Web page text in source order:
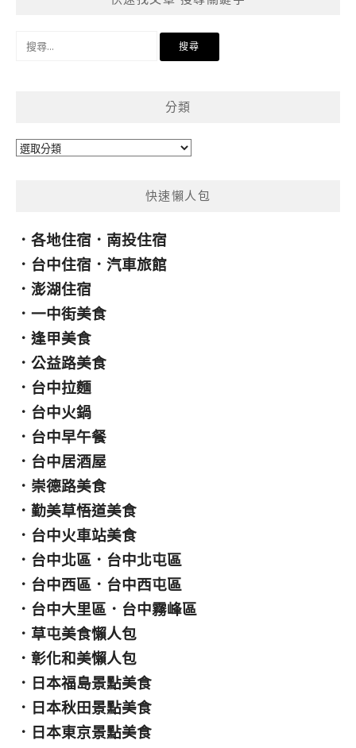
分類
分
快速懶人包
． 各地住宿 ． 南投住宿
． 台中住宿 ． 汽車旅館
． 澎湖住宿
． 一中街美食
． 逢甲美食
． 公益路美食
． 台中拉麵
． 台中火鍋
． 台中早午餐
． 台中居酒屋
． 崇德路美食
． 勤美草悟道美食
． 台中火車站美食
． 台中北區 ． 台中北屯區
． 台中西區 ． 台中西屯區
． 台中大里區 ． 台中霧峰區
． 草屯美食懶人包
． 彰化和美懶人包
． 日本福島景點美食
． 日本秋田景點美食
． 日本東京景點美食